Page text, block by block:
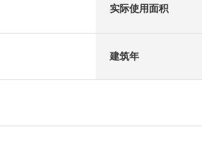
实际使用面积
建筑年